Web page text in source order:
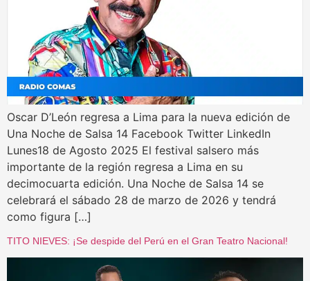
Oscar D’León regresa a Lima para la nueva edición de
Una Noche de Salsa 14 Facebook Twitter LinkedIn
Lunes18 de Agosto 2025 El festival salsero más
importante de la región regresa a Lima en su
decimocuarta edición. Una Noche de Salsa 14 se
celebrará el sábado 28 de marzo de 2026 y tendrá
como figura […]
TITO NIEVES: ¡Se despide del Perú en el Gran Teatro Nacional!